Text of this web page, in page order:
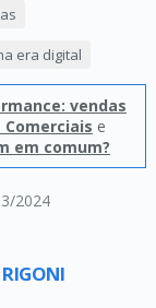
2024
era digital
vendas
e
em comum?